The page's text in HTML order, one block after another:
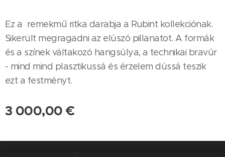
Ez a remekmű ritka darabja a Rubint kollekciónak.
Sikerült megragadni az elúszó pillanatot. A formák
és a színek váltakozó hangsúlya, a technikai bravúr
- mind mind plasztikussá és érzelem dússá teszik
ezt a festményt.
3 000,00 €